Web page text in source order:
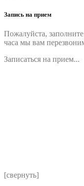
Запись на прием
Пожалуйста,
часа мы вам
Записаться на прием...
[свернуть]